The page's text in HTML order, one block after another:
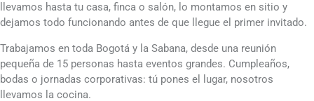
llevamos hasta tu casa, finca o salón, lo montamos en sitio y
dejamos todo funcionando antes de que llegue el primer invitado.
Trabajamos en toda Bogotá y la Sabana, desde una reunión
pequeña de 15 personas hasta eventos grandes. Cumpleaños,
bodas o jornadas corporativas: tú pones el lugar, nosotros
llevamos la cocina.